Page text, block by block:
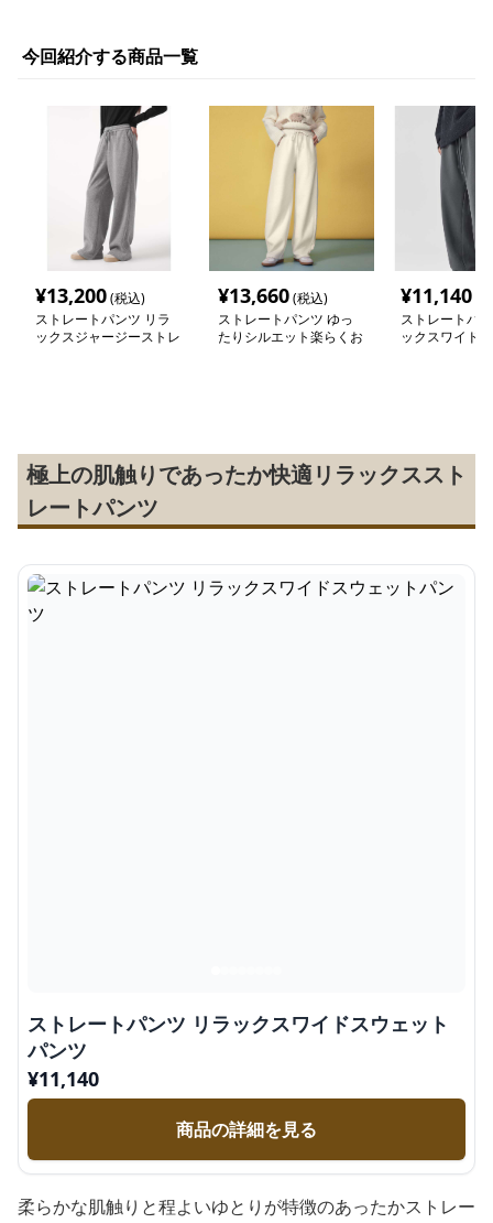
今回紹介する商品一覧
¥13,200(税込)
ストレートパンツ リラ
ックスジャージーストレ
¥13,660(税込)
ストレートパンツ ゆっ
たりシルエット楽らくお
¥11,140
ストレートパ
ックスワイド
極上の肌触りであったか快適リラックススト
レートパンツ
ストレートパンツ リラックスワイドスウェット
パンツ
¥11,140
商品の詳細を見る
柔らかな肌触りと程よいゆとりが特徴のあったかストレー